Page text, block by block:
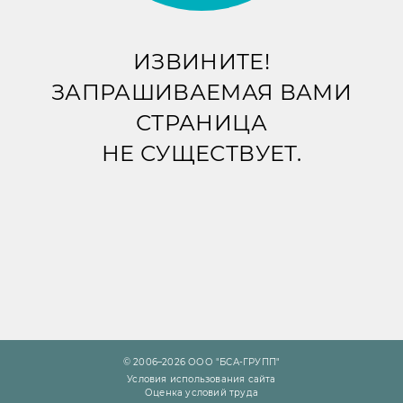
ИЗВИНИТЕ!
ЗАПРАШИВАЕМАЯ ВАМИ
СТРАНИЦА
НЕ СУЩЕСТВУЕТ.
© 2006–2026 ООО "БСА-ГРУПП"
Условия использования сайта
Оценка условий труда